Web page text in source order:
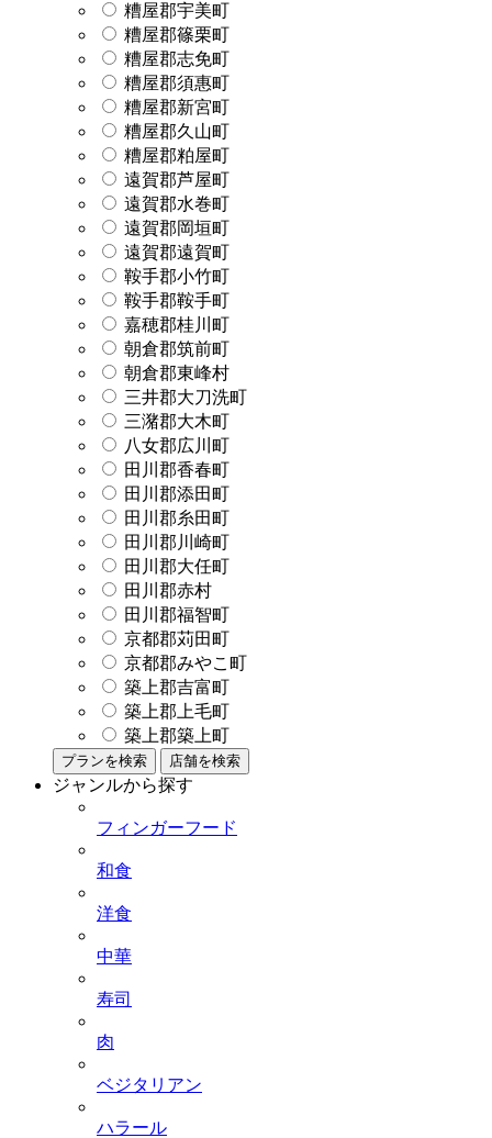
糟屋郡宇美町
糟屋郡篠栗町
糟屋郡志免町
糟屋郡須惠町
糟屋郡新宮町
糟屋郡久山町
糟屋郡粕屋町
遠賀郡芦屋町
遠賀郡水巻町
遠賀郡岡垣町
遠賀郡遠賀町
鞍手郡小竹町
鞍手郡鞍手町
嘉穂郡桂川町
朝倉郡筑前町
朝倉郡東峰村
三井郡大刀洗町
三潴郡大木町
八女郡広川町
田川郡香春町
田川郡添田町
田川郡糸田町
田川郡川崎町
田川郡大任町
田川郡赤村
田川郡福智町
京都郡苅田町
京都郡みやこ町
築上郡吉富町
築上郡上毛町
築上郡築上町
プランを検索 店舗を検索
ジャンルから探す
フィンガーフード
和食
洋食
中華
寿司
肉
ベジタリアン
ハラール